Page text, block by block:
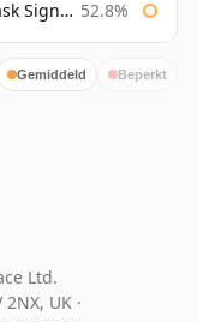
52.8%
Gemiddeld Beperkt
Ltd.
UK ·